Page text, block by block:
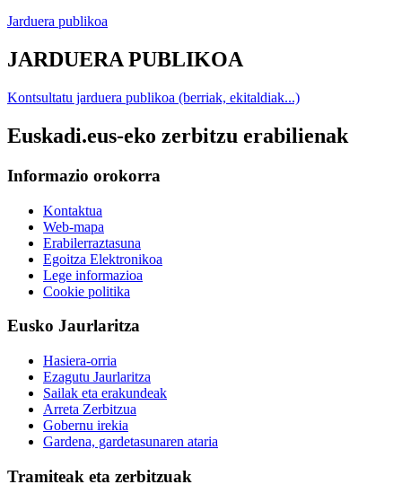
Jarduera publikoa
JARDUERA PUBLIKOA
Kontsultatu jarduera publikoa (berriak, ekitaldiak...)
Euskadi.eus-eko zerbitzu erabilienak
Informazio orokorra
Kontaktua
Web-mapa
Erabilerraztasuna
Egoitza Elektronikoa
Lege informazioa
Cookie politika
Eusko Jaurlaritza
Hasiera-orria
Ezagutu Jaurlaritza
Sailak eta erakundeak
Arreta Zerbitzua
Gobernu irekia
Gardena, gardetasunaren ataria
Tramiteak eta zerbitzuak